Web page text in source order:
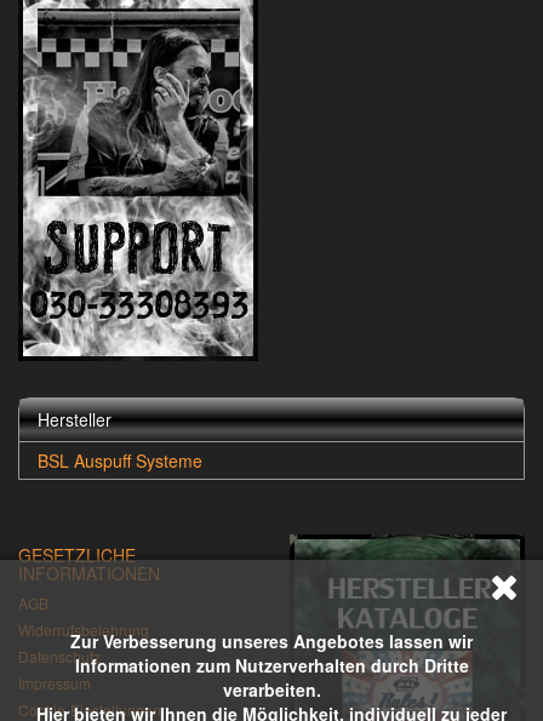
Zur Verbesserung unseres Angebotes lassen wir
Informationen zum Nutzerverhalten durch Dritte
verarbeiten.
Hier bieten wir Ihnen die Möglichkeit, individuell zu jeder
Hersteller
BSL Auspuff Systeme
GESETZLICHE
INFORMATIONEN
AGB
Widerrufsbelehrung
Datenschutz
Impressum
Cookie-Einstellungen